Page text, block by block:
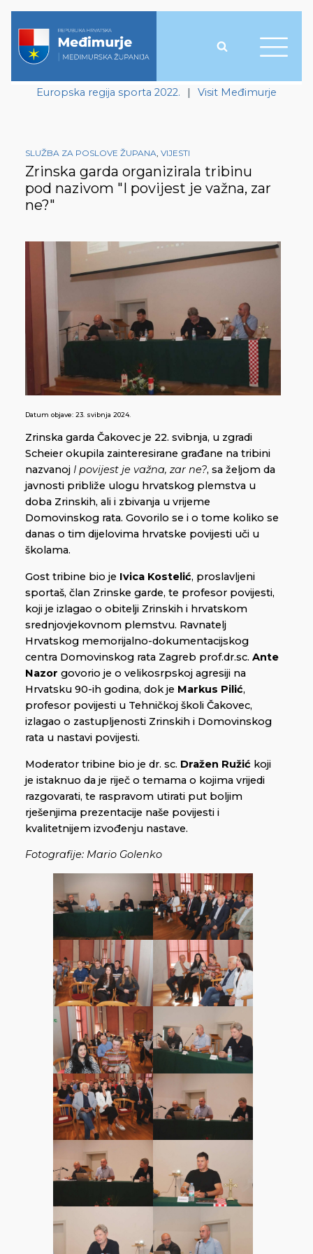
Europska regija sporta 2022. | Visit Međimurje
SLUŽBA ZA POSLOVE ŽUPANA, VIJESTI
Zrinska garda organizirala tribinu
pod nazivom "I povijest je važna, zar
ne?"
Datum objave: 23. svibnja 2024.
Zrinska garda Čakovec je 22. svibnja, u zgradi
Scheier okupila zainteresirane građane na tribini
nazvanoj I povijest je važna, zar ne?, sa željom da
javnosti približe ulogu hrvatskog plemstva u
doba Zrinskih, ali i zbivanja u vrijeme
Domovinskog rata. Govorilo se i o tome koliko se
danas o tim dijelovima hrvatske povijesti uči u
školama.
Gost tribine bio je Ivica Kostelić, proslavljeni
sportaš, član Zrinske garde, te profesor povijesti,
koji je izlagao o obitelji Zrinskih i hrvatskom
srednjovjekovnom plemstvu. Ravnatelj
Hrvatskog memorijalno-dokumentacijskog
centra Domovinskog rata Zagreb prof.dr.sc. Ante
Nazor govorio je o velikosrpskoj agresiji na
Hrvatsku 90-ih godina, dok je Markus Pilić,
profesor povijesti u Tehničkoj školi Čakovec,
izlagao o zastupljenosti Zrinskih i Domovinskog
rata u nastavi povijesti.
Moderator tribine bio je dr. sc. Dražen Ružić koji
je istaknuo da je riječ o temama o kojima vrijedi
razgovarati, te raspravom utirati put boljim
rješenjima prezentacije naše povijesti i
kvalitetnijem izvođenju nastave.
Fotografije: Mario Golenko